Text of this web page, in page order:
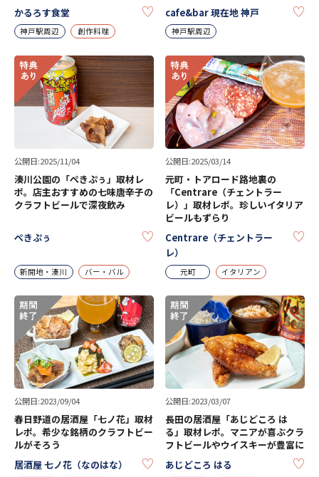
かるろす食堂
KEEP
神戸駅周辺 創作料理
cafe&bar 現在地 神戸
神戸駅周辺
公開日:2025/11/04
湊川公園の「ぺきぷぅ」取材レ
ポ。店主おすすめの七味唐辛子の
クラフトビールで深夜飲み
ぺきぷぅ KEEP
新開地・湊川 バー・バル
公開日:2025/03/14
元町・トアロード路地裏の
「Centrare（チェントラー
レ）」取材レポ。珍しいイタリア
ビールもずらり
Centrare（チェントラー
レ）
元町 イタリアン
公開日:2023/09/04
春日野道の居酒屋「七ノ花」取材
レポ。希少な銘柄のクラフトビー
ルがそろう
居酒屋 七ノ花（なのはな）
KEEP
公開日:2023/03/07
長田の居酒屋「あじどころ は
る」取材レポ。マニアが喜ぶクラ
フトビールやウイスキーが豊富に
あじどころ はる